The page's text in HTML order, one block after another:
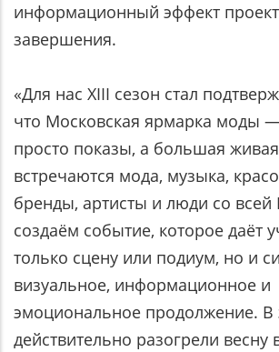
информационный эффект
завершения.
«Для нас XIII сезон стал
что Московская ярмарка моды
просто показы, а большая живая
встречаются мода, музыка,
бренды, артисты и люди со
создаём событие, которое даёт
только сцену или подиум, но и
визуальное, информационное и
эмоциональное продолжение. В
действительно разогрели